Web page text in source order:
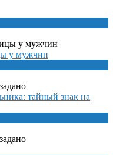
у мужчин
тайный знак на